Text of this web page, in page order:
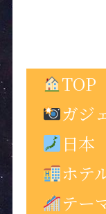
TOP
ガジ
日本
ホテ
テー